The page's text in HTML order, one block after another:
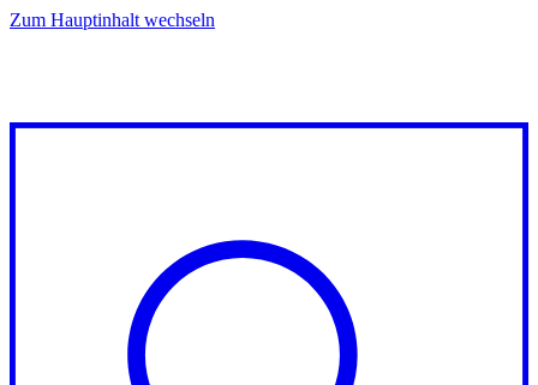
Zum Hauptinhalt wechseln